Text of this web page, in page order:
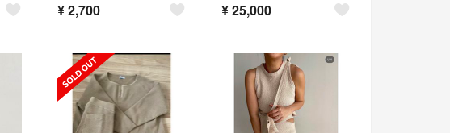
¥2,700 ¥25,000